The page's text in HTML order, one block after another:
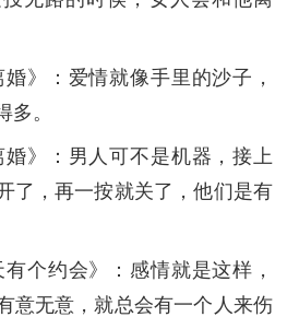
》：爱情就像手里的沙子，
多。
婚》：男人可不是机器，接上
了，再一按就关了，他们是有
个约会》：感情就是这样，
意无意，就总会有一个人来伤